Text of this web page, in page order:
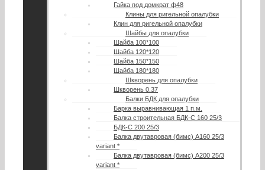
Гайка под домкрат ф48
Клины для ригельной опалубки
Клин для ригельной опалубки
Шайбы для опалубки
Шайба 100*100
Шайба 120*120
Шайба 150*150
Шайба 180*180
Шкворень для опалубки
Шкворень 0.37
Балки БДК для опалубки
Барка выравнивающая 1 п.м.
Балка строительная БДК-С 160 25/3
БДК-С 200 25/3
Балка двутавровая (бимс) А160 25/3
variant *
Балка двутавровая (бимс) А200 25/3
variant *